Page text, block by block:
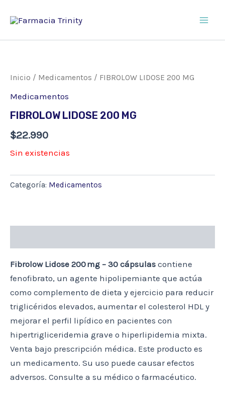
Inicio / Medicamentos / FIBROLOW LIDOSE 200 MG
Medicamentos
FIBROLOW LIDOSE 200 MG
$22.990
Sin existencias
Categoría: Medicamentos
Fibrolow Lidose 200 mg – 30 cápsulas contiene
fenofibrato, un agente hipolipemiante que actúa
como complemento de dieta y ejercicio para reducir
triglicéridos elevados, aumentar el colesterol HDL y
mejorar el perfil lipídico en pacientes con
hipertrigliceridemia grave o hiperlipidemia mixta.
Venta bajo prescripción médica. Este producto es
un medicamento. Su uso puede causar efectos
adversos. Consulte a su médico o farmacéutico.